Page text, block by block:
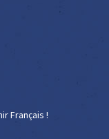
Français !